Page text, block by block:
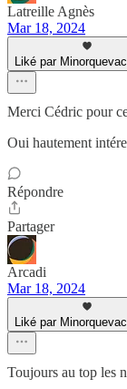
Latreille Agnès
Mar 18, 2024
Liké par
Merci Cédric pour
Oui hautement
Répondre
Partager
Arcadi
Mar 18, 2024
Liké par
Toujours au top les